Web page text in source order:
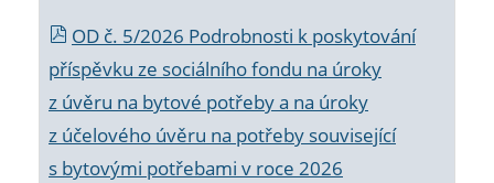
OD č. 5/2026 Podrobnosti k poskytování
příspěvku ze sociálního fondu na úroky
z úvěru na bytové potřeby a na úroky
z účelového úvěru na potřeby související
s bytovými potřebami v roce 2026